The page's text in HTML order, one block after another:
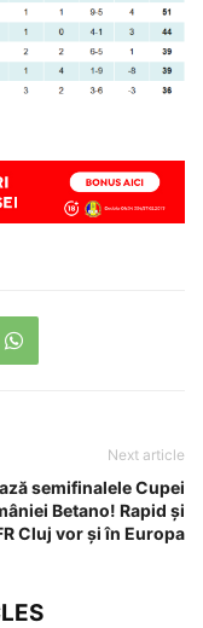
Next article
semifinalele Cupei
Betano! Rapid și
Cluj vor și în Europa